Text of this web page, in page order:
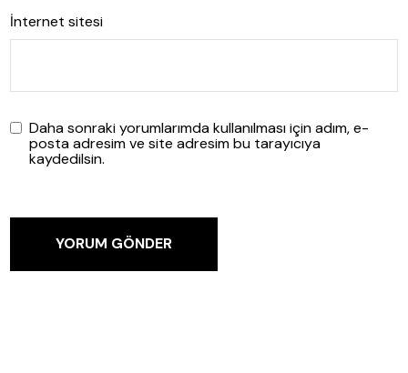
İnternet sitesi
Daha sonraki yorumlarımda kullanılması için adım, e-
posta adresim ve site adresim bu tarayıcıya
kaydedilsin.
YORUM GÖNDER